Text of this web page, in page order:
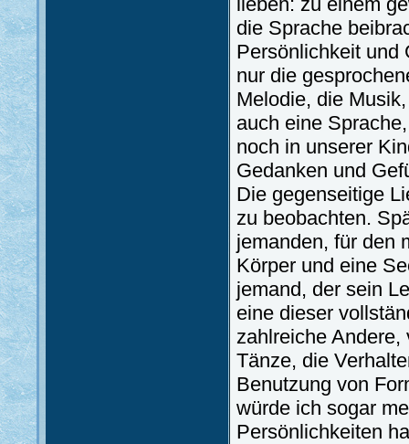
die Sprache
Persönlichkeit und
nur die
Melodie, die
auch eine
noch in unserer
Gedanken und
Die gegenseitige
zu beobachten.
jemanden, für den
Körper und eine
jemand, der sein
eine dieser
zahlreiche Andere,
Tänze, die
Benutzung von
würde ich sogar
Persönlichkeiten